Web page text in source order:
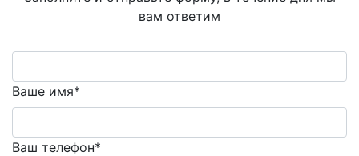
вам ответим
Ваше имя*
Ваш телефон*